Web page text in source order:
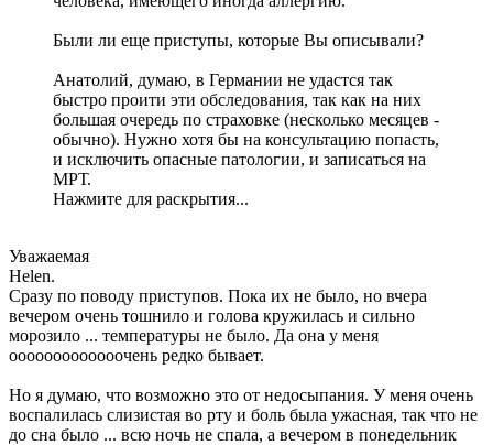
Были ли еще приступы, которые Вы описывали?
Анатолий, думаю, в Германии не удастся так
быстро проити эти обследования, так как на них
большая очередь по страховке (несколько месяцев -
обычно). Нужно хотя бы на консультацию попасть,
и исключить опасные патологии, и записаться на
МРТ.
Нажмите для раскрытия...
Уважаемая
Helen.
Сразу по поводу приступов. Пока их не было, но вчера
вечером очень тошнило и голова кружилась и сильно
морозило ... температуры не было. Да она у меня
ооооооооооооочень редко бывает.
Но я думаю, что возможно это от недосыпания. У меня очень
воспалилась слизистая во рту и боль была ужасная, так что не
до сна было ... всю ночь не спала, а вечером в понедельник